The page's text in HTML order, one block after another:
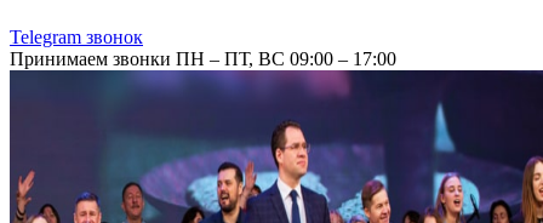
Telegram звонок
Принимаем звонки ПН – ПТ, ВС 09:00 – 17:00